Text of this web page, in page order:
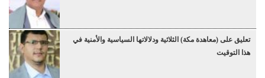
تعليق على (معاهدة مكة) الثلاثية ودلالاتها السياسية والأمنية في
هذا التوقيت